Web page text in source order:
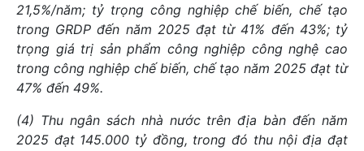
21,5%/năm; tỷ trọng công nghiệp chế biến, chế tạo
trong GRDP đến năm 2025 đạt từ 41% đến 43%; tỷ
trọng giá trị sản phẩm công nghiệp công nghệ cao
trong công nghiệp chế biến, chế tạo năm 2025 đạt từ
47% đến 49%.
(4) Thu ngân sách nhà nước trên địa bàn đến năm
2025 đạt 145.000 tỷ đồng, trong đó thu nội địa đạt